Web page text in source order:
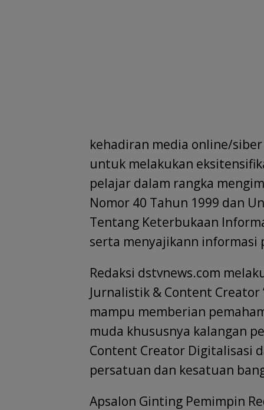
kehadiran media online/
untuk melakukan
pelajar dalam rangka
Nomor 40 Tahun 1999 dan
Tentang Keterbukaan
serta menyajikann informasi
Redaksi dstvnews.com
Jurnalistik & Content Creator
mampu memberian
muda khususnya kalangan
Content Creator Digitalisasi
persatuan dan kesatuan
Apsalon Ginting Pemimpin